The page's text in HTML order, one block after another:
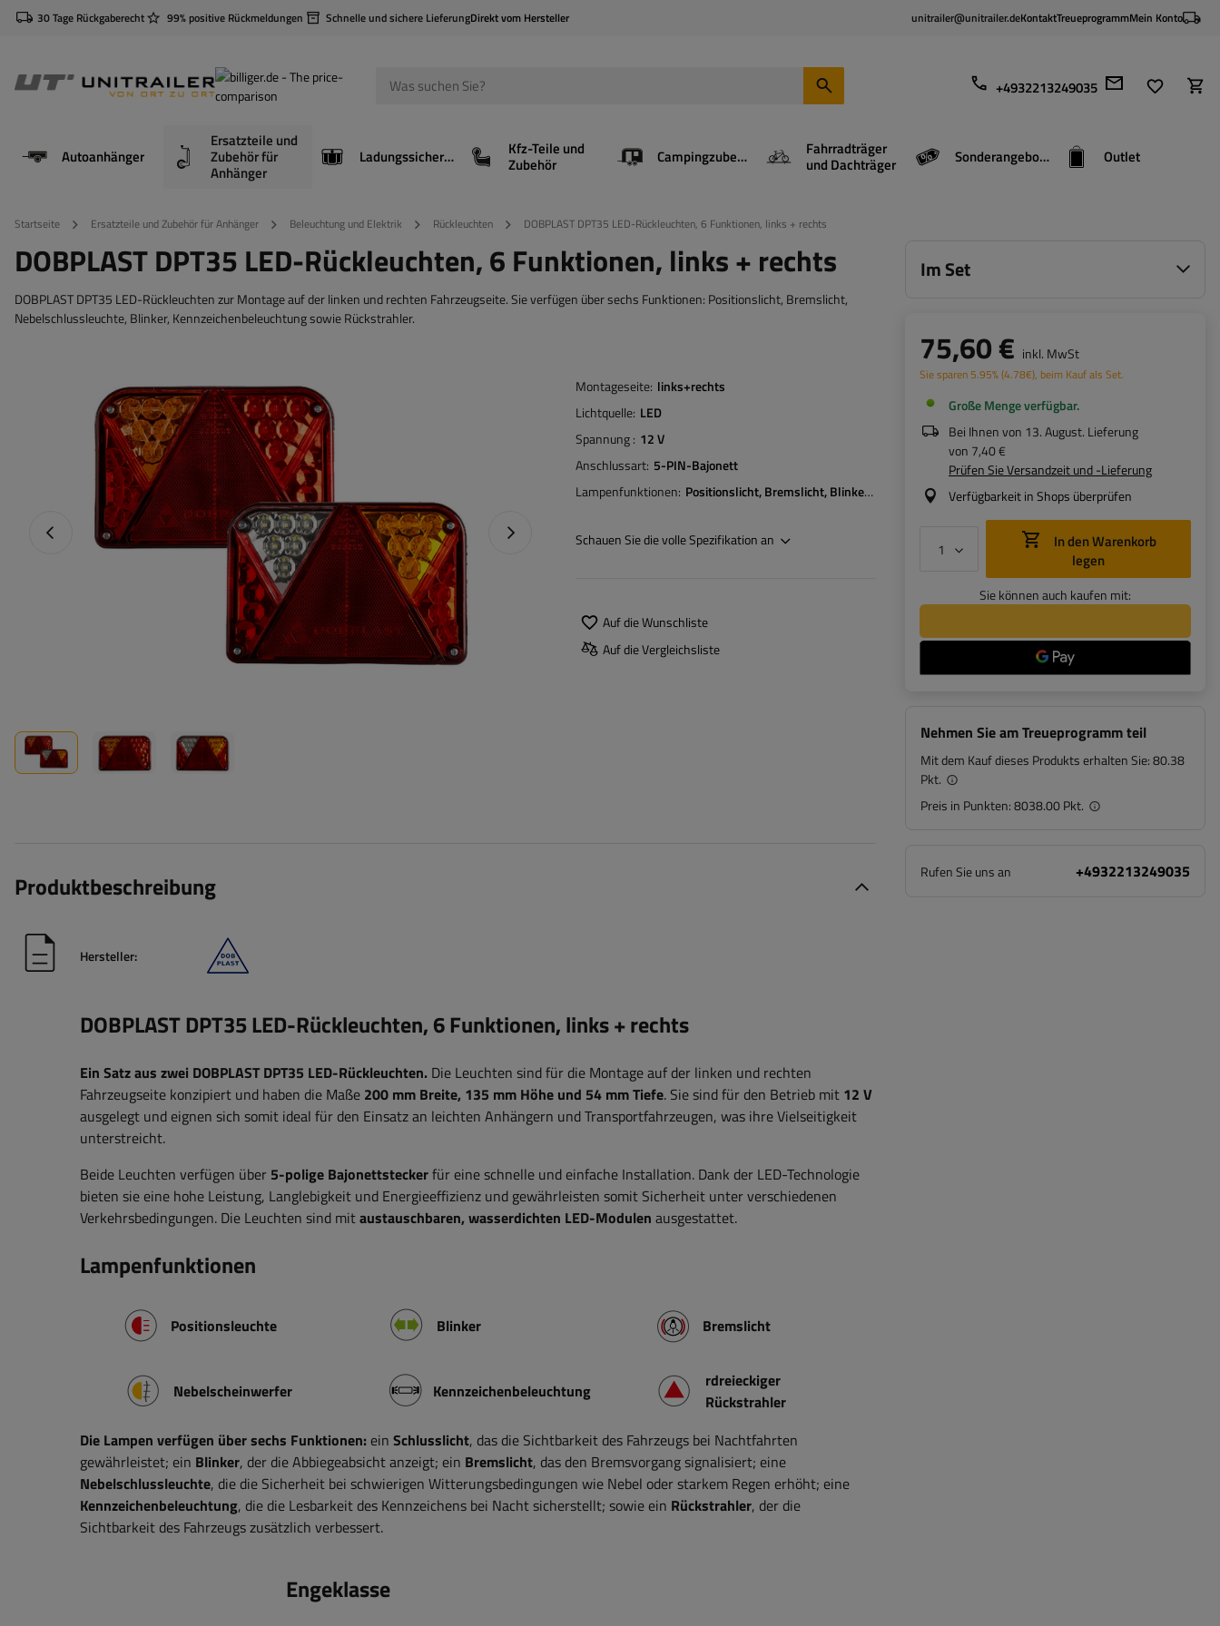
30 Tage Rückgaberecht 99% positive Rückmeldungen Schnelle und sichere LieferungDirekt vom Hersteller unitrailer@unitrailer.deKontaktTreueprogrammMein Konto
+4932213249035
Autoanhänger
Ersatzteile und
Zubehör für
Anhänger
Ladungssicherung Kfz-Teile und
Zubehör Campingzubehör Fahrradträger
und Dachträger Sonderangebote Outlet
Startseite Ersatzteile und Zubehör für Anhänger Beleuchtung und Elektrik Rückleuchten DOBPLAST DPT35 LED-Rückleuchten, 6 Funktionen, links + rechts
DOBPLAST DPT35 LED-Rückleuchten, 6 Funktionen, links + rechts
DOBPLAST DPT35 LED-Rückleuchten zur Montage auf der linken und rechten Fahrzeugseite. Sie verfügen über sechs Funktionen: Positionslicht, Bremslicht,
Nebelschlussleuchte, Blinker, Kennzeichenbeleuchtung sowie Rückstrahler.
Vorheriges Foto Nächstes Foto
Montageseite links+rechts
Lichtquelle LED
Spannung 12 V
Anschlussart 5-PIN-Bajonett
Lampenfunktionen Positionslicht Bremslicht Blinker Nebelschlussleuchte Kennzeichenbeleuchtung
Schauen Sie die volle Spezifikation an
Auf die Wunschliste
Auf die Vergleichsliste
Im Set
75,60 € inkl. MwSt
Sie sparen 5.95%(4.78€), beim Kauf als Set.
Große Menge verfügbar
Bei Ihnen von 13. August. Lieferung
von 7,40 €
Prüfen Sie Versandzeit und -Lieferung
Verfügbarkeit in Shops überprüfen
legen
Sie können auch kaufen mit:
Nehmen Sie am Treueprogramm teil
Mit dem Kauf dieses Produkts erhalten Sie:80.38
Pkt.
Preis in Punkten:8038.00 Pkt.
Rufen Sie uns an +4932213249035
Produktbeschreibung
Hersteller:
DOBPLAST DPT35 LED-Rückleuchten, 6 Funktionen, links + rechts
Ein Satz aus zwei DOBPLAST DPT35 LED-Rückleuchten. Die Leuchten sind für die Montage auf der linken und rechten
Fahrzeugseite konzipiert und haben die Maße 200 mm Breite, 135 mm Höhe und 54 mm Tiefe. Sie sind für den Betrieb mit 12 V
ausgelegt und eignen sich somit ideal für den Einsatz an leichten Anhängern und Transportfahrzeugen, was ihre Vielseitigkeit
unterstreicht.
Beide Leuchten verfügen über 5-polige Bajonettsteckerfür eine schnelle und einfache Installation. Dank der LED-Technologie
bieten sie eine hohe Leistung, Langlebigkeit und Energieeffizienz und gewährleisten somit Sicherheit unter verschiedenen
Verkehrsbedingungen. Die Leuchten sind mitaustauschbaren, wasserdichten LED-Modulen ausgestattet.
Lampenfunktionen
Positionsleuchte Blinker Bremslicht
Nebelscheinwerfer Kennzeichenbeleuchtung
rdreieckiger
Rückstrahler
Die Lampen verfügen über sechs Funktionen: ein Schlusslicht, das die Sichtbarkeit des Fahrzeugs bei Nachtfahrten
gewährleistet; ein Blinker, der die Abbiegeabsicht anzeigt; ein Bremslicht, das den Bremsvorgang signalisiert; eine
Nebelschlussleuchte, die die Sicherheit bei schwierigen Witterungsbedingungen wie Nebel oder starkem Regen erhöht; eine
Kennzeichenbeleuchtung, die die Lesbarkeit des Kennzeichens bei Nacht sicherstellt; sowie ein Rückstrahler, der die
Sichtbarkeit des Fahrzeugs zusätzlich verbessert.
Engeklasse